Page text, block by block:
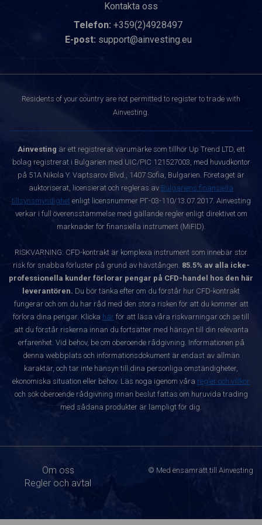
Kontakta oss
Telefon: +359(2)4928497
E-post: support@ainvesting.eu
Residents of your country are not permitted to register to trade with
Ainvesting.
Ainvesting är ett registrerat varumärke som tillhör Up Trend LTD, ett
bolag registrerat i Bulgarien med UIC/PIC 121527003, med huvudkontor
på 51A Nikola Y. Vaptsarov Blvd., 1407 Sofia, Bulgarien. Företaget är
auktoriserat, licensierat och regleras av Bulgariens finansiella
tillsynsmyndighetenligt licensnummer РГ-03-110/13.07.2017. Ainvesting
verkar i full överensstämmelse med gällande regler enligt direktivet om
marknader för finansiella instrument (MiFID).
RISKVARNING: CFD-kontrakt är komplexa instrument som innebär stor
risk för snabba förluster på grund av hävstången. 85.5% av alla icke-
professionella kunder förlorar pengar på CFD-handel hos den här
leverantören. Du bör tänka efter om du förstår hur CFD-kontrakt
fungerar och om du har råd med den stora risken för att du kommer att
förlora dina pengar. Klicka här för att läsa våra riskvarningar och se till
att du förstår riskerna innan du fortsätter med hänsyn till din relevanta
erfarenhet. Vid behov, be om oberoende rådgivning. Informationen på
denna webbplats och informationsdokument är endast av allmän
karaktär, och tar inte hänsyn till dina personliga omständigheter,
ekonomiska situation eller behov. Läs noga igenom våra regler och villkor
och sök oberoende rådgivning innan beslut fattas om huruvida trading
med sådana produkter är lämpligt för dig.
Om oss
Regler och avtal
© Med ensamrätt till Ainvesting